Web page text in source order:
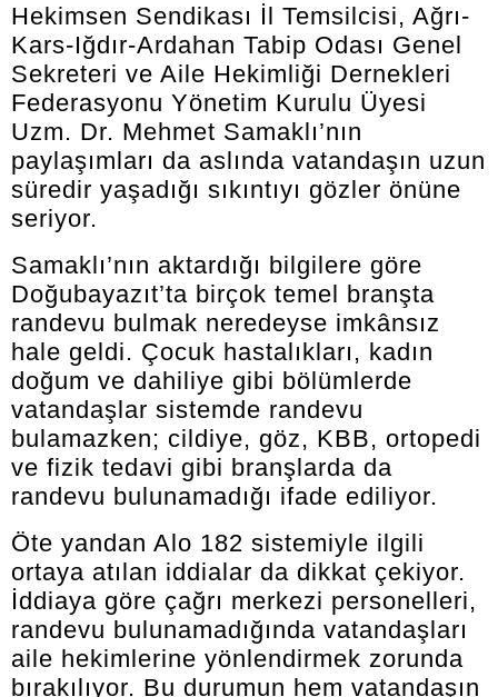
Hekimsen Sendikası İl Temsilcisi, Ağrı-
Kars-Iğdır-Ardahan Tabip Odası Genel
Sekreteri ve Aile Hekimliği Dernekleri
Federasyonu Yönetim Kurulu Üyesi
Uzm. Dr. Mehmet Samaklı’nın
paylaşımları da aslında vatandaşın uzun
süredir yaşadığı sıkıntıyı gözler önüne
seriyor.
Samaklı’nın aktardığı bilgilere göre
Doğubayazıt’ta birçok temel branşta
randevu bulmak neredeyse imkânsız
hale geldi. Çocuk hastalıkları, kadın
doğum ve dahiliye gibi bölümlerde
vatandaşlar sistemde randevu
bulamazken; cildiye, göz, KBB, ortopedi
ve fizik tedavi gibi branşlarda da
randevu bulunamadığı ifade ediliyor.
Öte yandan Alo 182 sistemiyle ilgili
ortaya atılan iddialar da dikkat çekiyor.
İddiaya göre çağrı merkezi personelleri,
randevu bulunamadığında vatandaşları
aile hekimlerine yönlendirmek zorunda
bırakılıyor. Bu durumun hem vatandaşın